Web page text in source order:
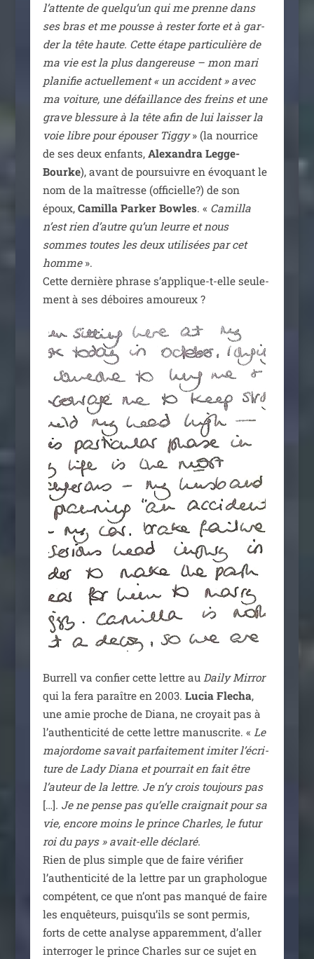
l’at­tente de quel­qu’un qui me prenne dans
ses bras et me pousse à res­ter forte et à gar­
der la tête haute. Cette étape par­ti­cu­lière de
ma vie est la plus dan­ge­reuse – mon mari
pla­ni­fie actuel­le­ment « un acci­dent » avec
ma voi­ture, une défaillance des freins et une
grave bles­sure à la tête afin de lui lais­ser la
voie libre pour épou­ser Tiggy» (la nour­rice
de ses deux enfants, Alexandra Legge-
Bourke), avant de pour­suivre en évo­quant le
nom de la maî­tresse (offi­cielle?) de son
époux, Camilla Parker Bowles. « Camilla
n’est rien d’autre qu’un leurre et nous
sommes toutes les deux uti­li­sées par cet
homme».
Cette der­nière phrase s’applique-t-elle seule­
ment à ses déboires amoureux ?
Burrell va confier cette lettre au Daily Mirror
qui la fera paraître en 2003. Lucia Flecha,
une amie proche de Diana, ne croyait pas à
l’authenticité de cette lettre manus­crite. « Le
major­dome savait par­fai­te­ment imi­ter l’é­cri­
ture de Lady Diana et pour­rait en fait être
l’au­teur de la lettre. Je n’y crois tou­jours pas
[…]. Je ne pense pas qu’elle crai­gnait pour sa
vie, encore moins le prince Charles, le futur
roi du pays » avait-elle décla­ré.
Rien de plus simple que de faire véri­fier
l’authenticité de la lettre par un gra­pho­logue
com­pé­tent, ce que n’ont pas man­qué de faire
les enquê­teurs, puisqu’ils se sont per­mis,
forts de cette ana­lyse appa­rem­ment, d’aller
inter­ro­ger le prince Charles sur ce sujet en